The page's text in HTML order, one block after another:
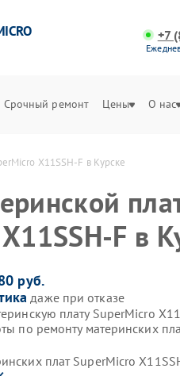
+7
Срочный ремонт Цены О нас
X11SSH-F в Курске
F в
руб.
даже при отказе
плату SuperMicro
по ремонту материнских
плат SuperMicro